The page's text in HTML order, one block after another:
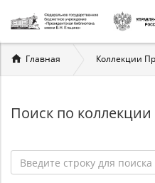
Вы
здесь
Главная Коллекции
Поиск по коллекции